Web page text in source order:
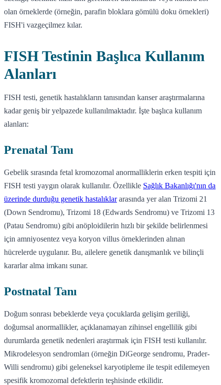
olan örneklerde (örneğin, parafin bloklara gömülü doku örnekleri)
FISH'i vazgeçilmez kılar.
FISH Testinin Başlıca Kullanım
Alanları
FISH testi, genetik hastalıkların tanısından kanser araştırmalarına
kadar geniş bir yelpazede kullanılmaktadır. İşte başlıca kullanım
alanları:
Prenatal Tanı
Gebelik sırasında fetal kromozomal anormalliklerin erken tespiti için
FISH testi yaygın olarak kullanılır. Özellikle Sağlık Bakanlığı'nın da
üzerinde durduğu genetik hastalıklararasında yer alan Trizomi 21
(Down Sendromu), Trizomi 18 (Edwards Sendromu) ve Trizomi 13
(Patau Sendromu) gibi anöploidilerin hızlı bir şekilde belirlenmesi
için amniyosentez veya koryon villus örneklerinden alınan
hücrelerde uygulanır. Bu, ailelere genetik danışmanlık ve bilinçli
kararlar alma imkanı sunar.
Postnatal Tanı
Doğum sonrası bebeklerde veya çocuklarda gelişim geriliği,
doğumsal anormallikler, açıklanamayan zihinsel engellilik gibi
durumlarda genetik nedenleri araştırmak için FISH testi kullanılır.
Mikrodelesyon sendromları (örneğin DiGeorge sendromu, Prader-
Willi sendromu) gibi geleneksel karyotipleme ile tespit edilemeyen
spesifik kromozomal defektlerin teşhisinde etkilidir.